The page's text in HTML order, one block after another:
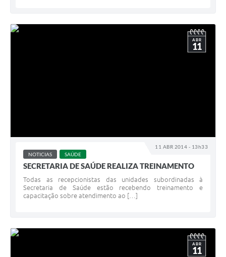
11 ABR 2014 - 13h33
ABR
11
NOTICIAS SAÚDE
SECRETARIA DE SAÚDE REALIZA TREINAMENTO
Todas as recepcionistas das unidades subordinadas à
Secretaria de Saúde estão recebendo treinamento e
capacitação sobre atendimento ao […]
ABR
11